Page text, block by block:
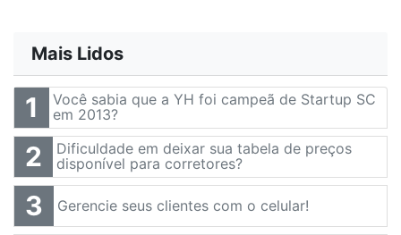
Mais Lidos
1
Você sabia que a YH foi campeã de Startup SC
em 2013?
2
Dificuldade em deixar sua tabela de preços
disponível para corretores?
3 Gerencie seus clientes com o celular!